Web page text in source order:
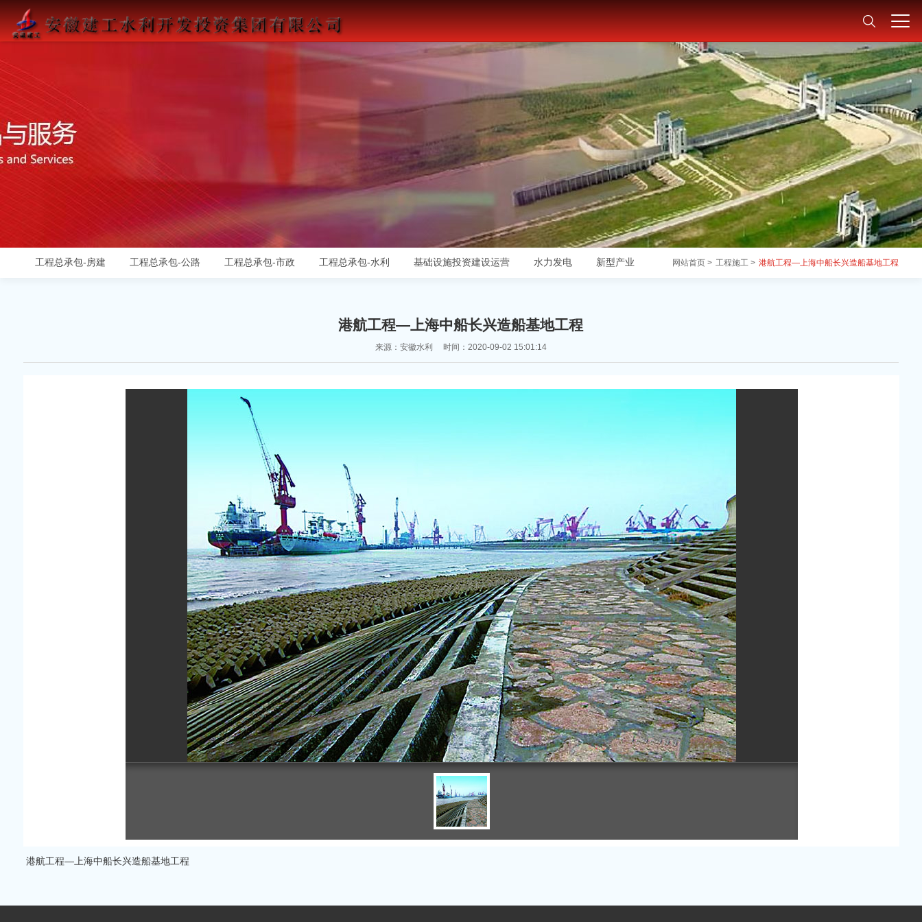
网站首页 > 工程施工 > 港航工程—上海中船长兴造船基地工程
工程总承包-房建 工程总承包-公路 工程总承包-市政 工程总承包-水利 基础设施投资建设运营 水力发电 新型产业
港航工程—上海中船长兴造船基地工程
来源：安徽水利 时间：2020-09-02 15:01:14
港航工程—上海中船长兴造船基地工程